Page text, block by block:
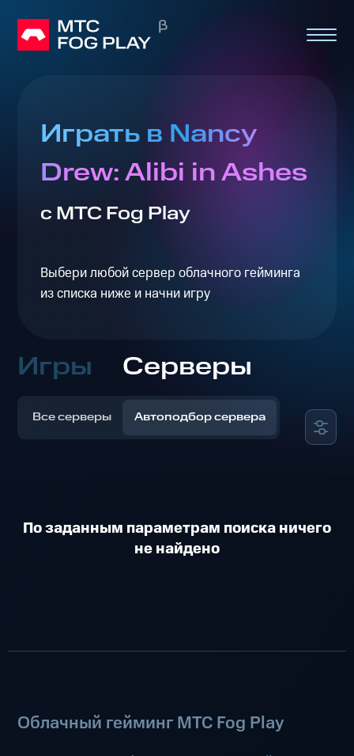
Играть в Nancy
Drew: Alibi in Ashes
с МТС Fog Play
Выбери любой сервер облачного гейминга
из списка ниже и начни игру
Игры Серверы
Все серверы Автоподбор сервера
По заданным параметрам поиска ничего
не найдено
Облачный гейминг МТС Fog Play